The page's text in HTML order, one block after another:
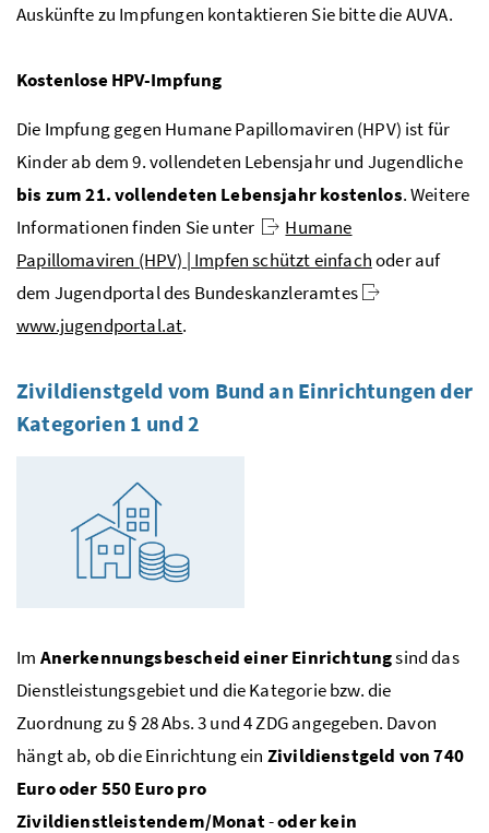
Auskünfte zu Impfungen kontaktieren Sie bitte dieAUVA.
KostenloseHPV-Impfung
Die Impfung gegen Humane Papillomaviren (HPV) ist für
Kinder ab dem 9. vollendeten Lebensjahr und Jugendliche
bis zum 21. vollendeten Lebensjahr kostenlos. Weitere
Informationen finden Sie unter
Humane
Papillomaviren (HPV) | Impfen schützt einfachoder auf
dem Jugendportal des Bundeskanzleramtes
www.jugendportal.at.
Zivildienstgeld vom Bund an Einrichtungen der
Kategorien 1 und 2
Im Anerkennungsbescheid einer Einrichtungsind das
Dienstleistungsgebiet und die Kategoriebzw.die
Zuordnung zu § 28Abs.3 und 4ZDGangegeben. Davon
hängt ab, ob die Einrichtung ein Zivildienstgeld von 740
Euro oder 550 Euro pro
Zivildienstleistendem/Monat-oder kein